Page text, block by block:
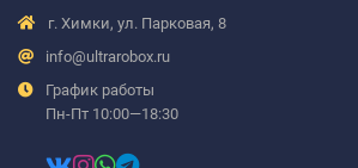
г. Химки, ул. Парковая, 8
info@ultrarobox.ru
График работы
Пн-Пт 10:00—18:30